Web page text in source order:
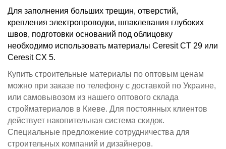
Для заполнения больших трещин, отверстий,
крепления электропроводки, шпаклевания глубоких
швов, подготовки оснований под облицовку
необходимо использовать материалы Ceresit CT 29 или
Ceresit CX 5.
Купить строительные материалы по оптовым ценам
можно при заказе по телефону с доставкой по Украине,
или самовывозом из нашего оптового склада
стройматериалов в Киеве. Для постоянных клиентов
действует накопительная система скидок.
Специальные предложение сотрудничества для
строительных компаний и дизайнеров.